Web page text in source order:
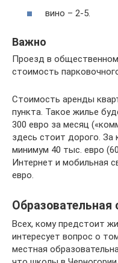
вино – 2-5.
Важно
Проезд в общественном
стоимость
Стоимость аренды
пункта. Такое жилье
300 евро за месяц
здесь стоит дорого. За
минимум 40 тыс. евро
Интернет и мобильная
евро.
Образовательная
Всех, кому предстоит
интересует вопрос о
местная